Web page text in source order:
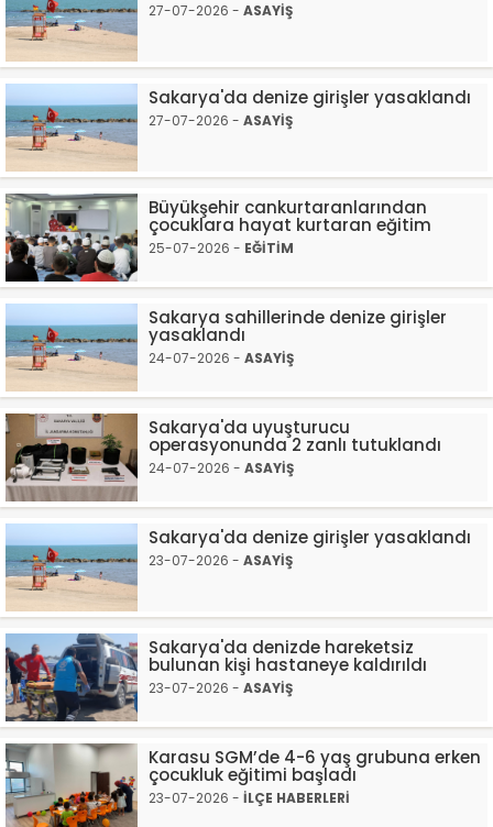
27-07-2026 - ASAYİŞ
Sakarya'da denize girişler yasaklandı
27-07-2026 - ASAYİŞ
Büyükşehir cankurtaranlarından
çocuklara hayat kurtaran eğitim
25-07-2026 - EĞİTİM
Sakarya sahillerinde denize girişler
yasaklandı
24-07-2026 - ASAYİŞ
Sakarya'da uyuşturucu
operasyonunda 2 zanlı tutuklandı
24-07-2026 - ASAYİŞ
Sakarya'da denize girişler yasaklandı
23-07-2026 - ASAYİŞ
Sakarya'da denizde hareketsiz
bulunan kişi hastaneye kaldırıldı
23-07-2026 - ASAYİŞ
Karasu SGM’de 4-6 yaş grubuna erken
çocukluk eğitimi başladı
23-07-2026 - İLÇE HABERLERİ